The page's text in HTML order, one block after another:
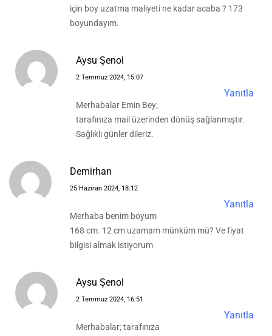
için boy uzatma maliyeti ne kadar acaba ? 173
boyundayım.
Aysu Şenol
2 Temmuz 2024, 15:07
Yanıtla
Merhabalar Emin Bey;
tarafınıza mail üzerinden dönüş sağlanmıştır.
Sağlıklı günler dileriz.
Demirhan
25 Haziran 2024, 18:12
Yanıtla
Merhaba benim boyum
168 cm. 12 cm uzamam münküm mü? Ve fiyat
bilgisi almak istiyorum
Aysu Şenol
2 Temmuz 2024, 16:51
Yanıtla
Merhabalar; tarafınıza